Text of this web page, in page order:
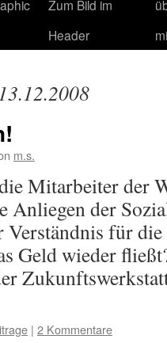
Zum Bild im
Header
m.s.
Mitarbeiter der
Anliegen der
für
Geld wieder
| 2 Kommentare